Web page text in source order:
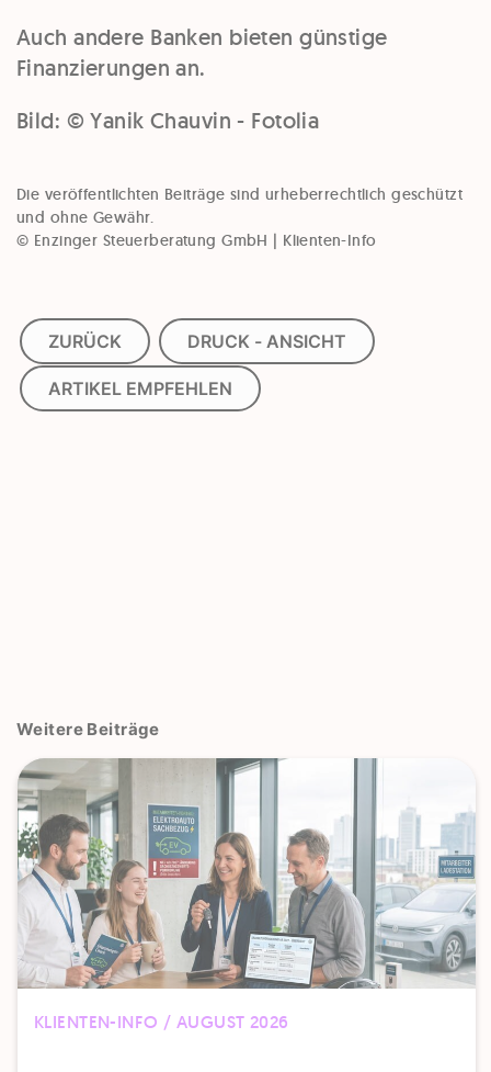
Auch andere Banken bieten günstige
Finanzierungen an.
Bild: © Yanik Chauvin - Fotolia
Die veröffentlichten Beiträge sind urheberrechtlich geschützt
und ohne Gewähr.
© Enzinger Steuerberatung GmbH | Klienten-Info
ZURÜCK DRUCK - ANSICHT
ARTIKEL EMPFEHLEN
Weitere Beiträge
KLIENTEN-INFO / AUGUST 2026